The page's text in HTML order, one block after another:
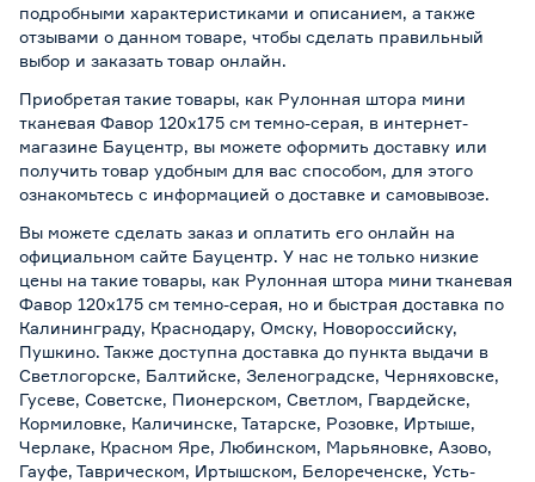
подробными характеристиками и описанием, а также
отзывами о данном товаре, чтобы сделать правильный
выбор и заказать товар онлайн.
Приобретая такие товары, как Рулонная штора мини
тканевая Фавор 120х175 см темно-серая, в интернет-
магазине Бауцентр, вы можете оформить доставку или
получить товар удобным для вас способом, для этого
ознакомьтесь с информацией о доставке и самовывозе.
Вы можете сделать заказ и оплатить его онлайн на
официальном сайте Бауцентр. У нас не только низкие
цены на такие товары, как Рулонная штора мини тканевая
Фавор 120х175 см темно-серая, но и быстрая доставка по
Калининграду, Краснодару, Омску, Новороссийску,
Пушкино. Также доступна доставка до пункта выдачи в
Светлогорске, Балтийске, Зеленоградске, Черняховске,
Гусеве, Советске, Пионерском, Светлом, Гвардейске,
Кормиловке, Каличинске, Татарске, Розовке, Иртыше,
Черлаке, Красном Яре, Любинском, Марьяновке, Азово,
Гауфе, Таврическом, Иртышском, Белореченске, Усть-